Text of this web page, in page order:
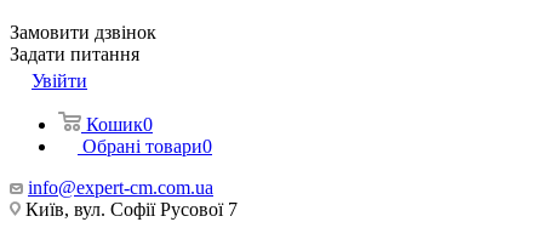
Замовити дзвінок
Задати питання
Увійти
Кошик0
Обрані товари0
info@expert-cm.com.ua
Київ, вул. Софії Русової 7